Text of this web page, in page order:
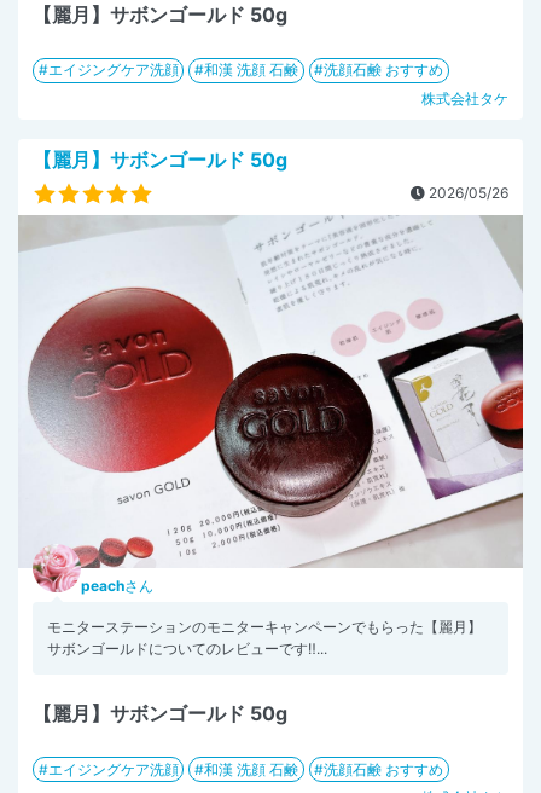
【麗月】サボンゴールド 50g
エイジングケア洗顔 和漢 洗顔 石鹸
洗顔石鹸 おすすめ
株式会社タケ
【麗月】サボンゴールド 50g
2026/05/26
peachさん
モニターステーションのモニターキャンペーンでもらった【麗月】
サボンゴールドについてのレビューです‼...
【麗月】サボンゴールド 50g
エイジングケア洗顔 和漢 洗顔 石鹸
洗顔石鹸 おすすめ